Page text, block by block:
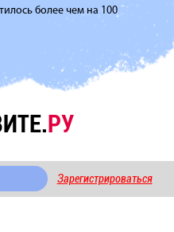
более чем на 100
РУ
Зарегистрироваться